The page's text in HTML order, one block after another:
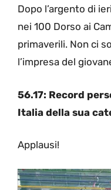
Dopo l’argento di
nei 100 Dorso ai
primaverili. Non ci
l’impresa del
56.17: Record
Italia della sua
Applausi!